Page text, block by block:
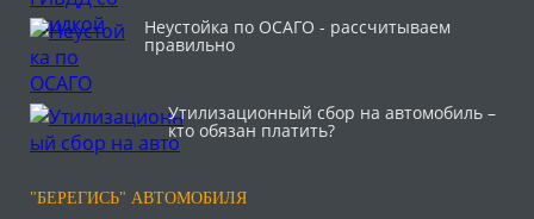
Неустойка по ОСАГО - рассчитываем
правильно
Утилизационный сбор на автомобиль –
кто обязан платить?
"БЕРЕГИСЬ" АВТОМОБИЛЯ